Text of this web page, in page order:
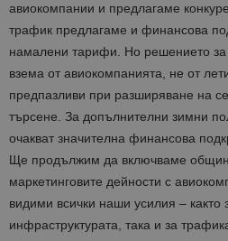
авиокомпании и предлагаме
трафик предлагаме и финансова
намалени тарифи. Но решението
взема от авиокомпанията, не от
предпазливи при разширяване на
търсене. За допълнителни зимни
очакват значителна финансова
Ще продължим да включваме
маркетинговите дейности с
видими всички наши усилия – както
инфраструктурата, така и за